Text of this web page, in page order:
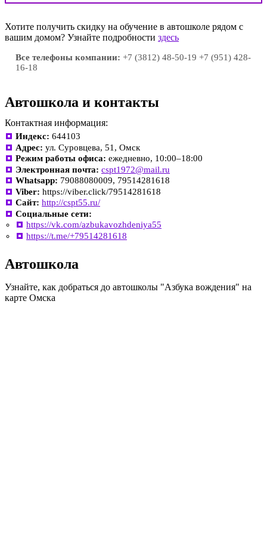
Хотите получить скидку на обучение в автошколе рядом с
вашим домом? Узнайте подробности здесь
Все телефоны компании: +7 (3812) 48-50-19 +7 (951) 428-
16-18
Автошкола и контакты
Контактная информация:
Индекс: 644103
Адрес: ул. Суровцева, 51, Омск
Режим работы офиса: ежедневно, 10:00–18:00
Электронная почта: cspt1972@mail.ru
Whatsapp: 79088080009, 79514281618
Viber: https://viber.click/79514281618
Сайт: http://cspt55.ru/
Социальные сети:
https://vk.com/azbukavozhdeniya55
https://t.me/+79514281618
Автошкола
Узнайте, как добраться до автошколы "Азбука вождения" на
карте Омска